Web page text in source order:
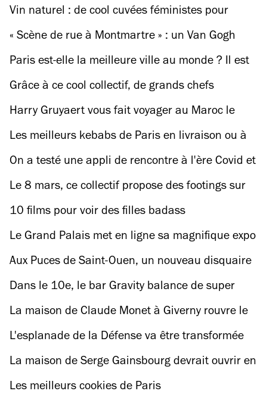
trouvent à Paris
Vin naturel : de cool cuvées féministes pour
lutter contre le sexisme
« Scène de rue à Montmartre » : un Van Gogh
inédit de la période parisienne redécouvert
Paris est-elle la meilleure ville au monde ? Il est
temps de faire le test
Grâce à ce cool collectif, de grands chefs
parisiens viennent cuisiner chez vous !
Harry Gruyaert vous fait voyager au Maroc le
temps d’une magnifique expo photo
Les meilleurs kebabs de Paris en livraison ou à
emporter
On a testé une appli de rencontre à l'ère Covid et
on vous raconte tout
Le 8 mars, ce collectif propose des footings sur
les traces de femmes engagées
10 films pour voir des filles badass
Le Grand Palais met en ligne sa magnifique expo
« Noir et Blanc »
Aux Puces de Saint-Ouen, un nouveau disquaire
propose des vinyles à partir de 2 €
Dans le 10e, le bar Gravity balance de super
cocktails à emporter
La maison de Claude Monet à Giverny rouvre le
1er avril 2021
L'esplanade de la Défense va être transformée
en parc urbain de 7 hectares
La maison de Serge Gainsbourg devrait ouvrir en
musée en octobre 2021
Les meilleurs cookies de Paris